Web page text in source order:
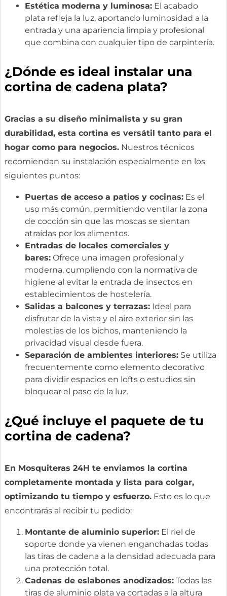
Estética moderna y luminosa: El acabado
plata refleja la luz, aportando luminosidad a la
entrada y una apariencia limpia y profesional
que combina con cualquier tipo de carpintería.
¿Dónde es ideal instalar una
cortina de cadena plata?
Gracias a su diseño minimalista y su gran
durabilidad, esta cortina es versátil tanto para el
hogar como para negocios. Nuestros técnicos
recomiendan su instalación especialmente en los
siguientes puntos:
Puertas de acceso a patios y cocinas: Es el
uso más común, permitiendo ventilar la zona
de cocción sin que las moscas se sientan
atraídas por los alimentos.
Entradas de locales comerciales y
bares: Ofrece una imagen profesional y
moderna, cumpliendo con la normativa de
higiene al evitar la entrada de insectos en
establecimientos de hostelería.
Salidas a balcones y terrazas: Ideal para
disfrutar de la vista y el aire exterior sin las
molestias de los bichos, manteniendo la
privacidad visual desde fuera.
Separación de ambientes interiores: Se utiliza
frecuentemente como elemento decorativo
para dividir espacios en lofts o estudios sin
bloquear el paso de la luz.
¿Qué incluye el paquete de tu
cortina de cadena?
En Mosquiteras 24H te enviamos la cortina
completamente montada y lista para colgar,
optimizando tu tiempo y esfuerzo. Esto es lo que
encontrarás al recibir tu pedido:
Montante de aluminio superior: El riel de
soporte donde ya vienen enganchadas todas
las tiras de cadena a la densidad adecuada para
una protección total.
Cadenas de eslabones anodizados: Todas las
tiras de aluminio plata ya cortadas a la altura